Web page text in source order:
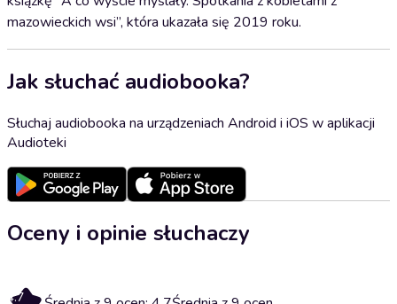
mazowieckich wsi”, która ukazała się 2019 roku.
Jak słuchać audiobooka?
Słuchaj audiobooka na urządzeniach Android i iOS w aplikacji
Audioteki
Oceny i opinie słuchaczy
4.7